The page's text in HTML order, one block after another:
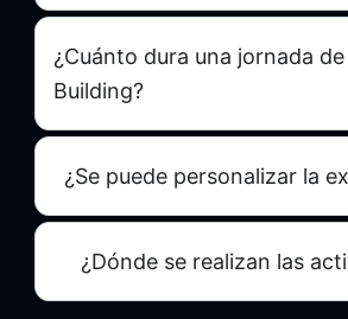
¿Cuánto dura una jornada de
Building?
¿Se puede personalizar la
¿Dónde se realizan las